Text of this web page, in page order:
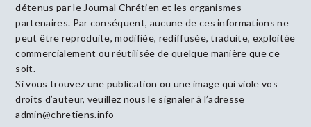
détenus par le Journal Chrétien et les organismes
partenaires. Par conséquent, aucune de ces informations ne
peut être reproduite, modifiée, rediffusée, traduite, exploitée
commercialement ou réutilisée de quelque manière que ce
soit.
Si vous trouvez une publication ou une image qui viole vos
droits d’auteur, veuillez nous le signaler à l’adresse
admin@chretiens.info